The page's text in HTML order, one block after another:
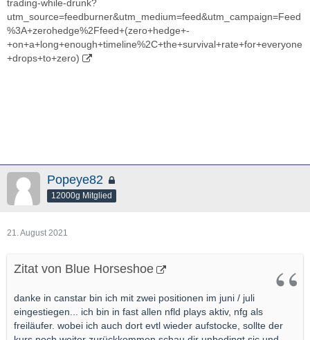
trading-while-drunk?
utm_source=feedburner&utm_medium=feed&utm_campaign=Feed
%3A+zerohedge%2Ffeed+(zero+hedge+-
+on+a+long+enough+timeline%2C+the+survival+rate+for+everyone
+drops+to+zero)
Popeye82
12000g Mitglied
21. August 2021
Zitat von Blue Horseshoe
danke in canstar bin ich mit zwei positionen im juni / juli
eingestiegen... ich bin in fast allen nfld plays aktiv, nfg als
freiläufer. wobei ich auch dort evtl wieder aufstocke, sollte der